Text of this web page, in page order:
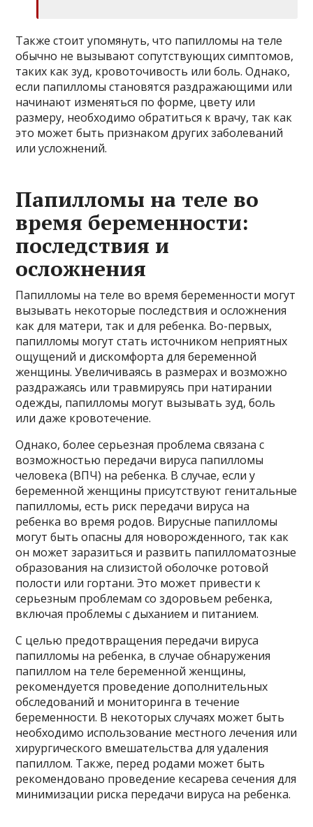
Также стоит упомянуть, что папилломы на теле
обычно не вызывают сопутствующих симптомов,
таких как зуд, кровоточивость или боль. Однако,
если папилломы становятся раздражающими или
начинают изменяться по форме, цвету или
размеру, необходимо обратиться к врачу, так как
это может быть признаком других заболеваний
или усложнений.
Папилломы на теле во
время беременности:
последствия и
осложнения
Папилломы на теле во время беременности могут
вызывать некоторые последствия и осложнения
как для матери, так и для ребенка. Во-первых,
папилломы могут стать источником неприятных
ощущений и дискомфорта для беременной
женщины. Увеличиваясь в размерах и возможно
раздражаясь или травмируясь при натирании
одежды, папилломы могут вызывать зуд, боль
или даже кровотечение.
Однако, более серьезная проблема связана с
возможностью передачи вируса папилломы
человека (ВПЧ) на ребенка. В случае, если у
беременной женщины присутствуют генитальные
папилломы, есть риск передачи вируса на
ребенка во время родов. Вирусные папилломы
могут быть опасны для новорожденного, так как
он может заразиться и развить папилломатозные
образования на слизистой оболочке ротовой
полости или гортани. Это может привести к
серьезным проблемам со здоровьем ребенка,
включая проблемы с дыханием и питанием.
С целью предотвращения передачи вируса
папилломы на ребенка, в случае обнаружения
папиллом на теле беременной женщины,
рекомендуется проведение дополнительных
обследований и мониторинга в течение
беременности. В некоторых случаях может быть
необходимо использование местного лечения или
хирургического вмешательства для удаления
папиллом. Также, перед родами может быть
рекомендовано проведение кесарева сечения для
минимизации риска передачи вируса на ребенка.